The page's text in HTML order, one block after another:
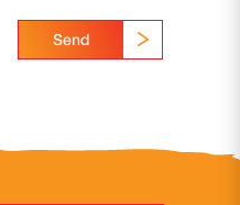
Send